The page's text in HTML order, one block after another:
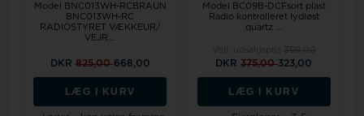
Model BNC013WH-RCBRAUN
BNC013WH-RC
RADIOSTYRET VÆKKEUR/
VEJR...
DKR 825,00668,00
LÆG I KURV
Model BC09B-DCFsort plast
Radio kontrolleret lydløst
quartz ...
DKR375,00323,00
LÆG I KURV